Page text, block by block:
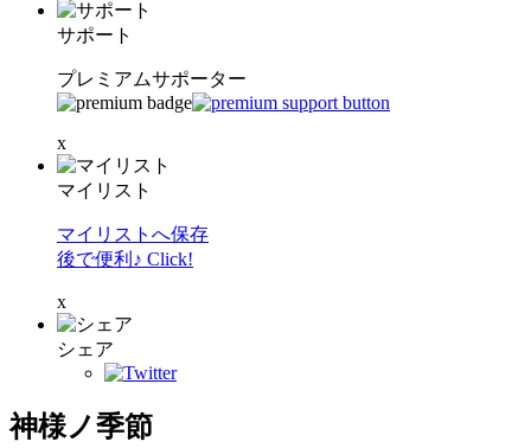
サポート
プレミアムサポーター
x
マイリスト
マイリストへ保存
後で便利♪ Click!
x
シェア
神様ノ季節